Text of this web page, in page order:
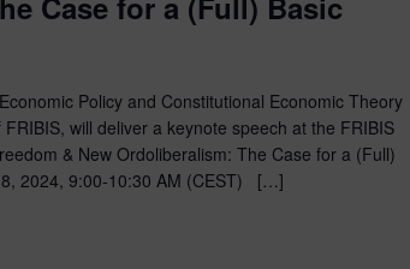
Policy and Constitutional Economic Theory
will deliver a keynote speech at the FRIBIS
& New Ordoliberalism: The Case for a (Full)
2024, 9:00-10:30 AM (CEST) […]